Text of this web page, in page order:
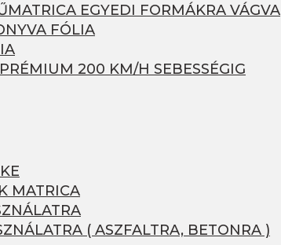
EGYEDI FORMÁKRA VÁGVA
FÓLIA
200 KM/H SEBESSÉGIG
MATRICA
( ASZFALTRA, BETONRA )